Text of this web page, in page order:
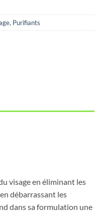
, Purifiants
visage en éliminant les
débarrassant les
dans sa formulation une